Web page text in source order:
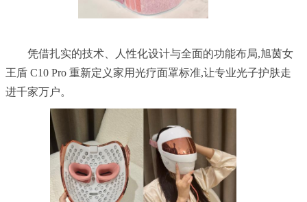
王盾 C10 Pro 重新定义家用光疗面罩标准,让专业光子护肤走